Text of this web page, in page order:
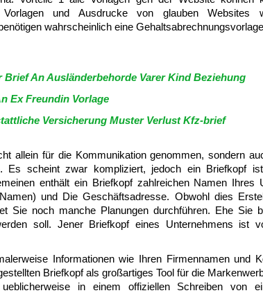
Vorlagen und Ausdrucke von glauben Websites
wahrscheinlich eine
Brief An Ausländerbehorde Varer Kind Beziehung
Ex Freundin Vorlage
Versicherung Muster Verlust Kfz-brief
allein für die Kommunikation genommen, sondern
Es scheint zwar kompliziert, jedoch ein Briefkopf
enthält ein Briefkopf zahlreichen Namen Ihres
und Die Geschäftsadresse. Obwohl dies
Sie noch manche Planungen durchführen. Ehe Sie
soll. Jener Briefkopf eines Unternehmens ist
Informationen wie Ihren Firmennamen und
Briefkopf als großartiges Tool für die
in einem offiziellen Schreiben von